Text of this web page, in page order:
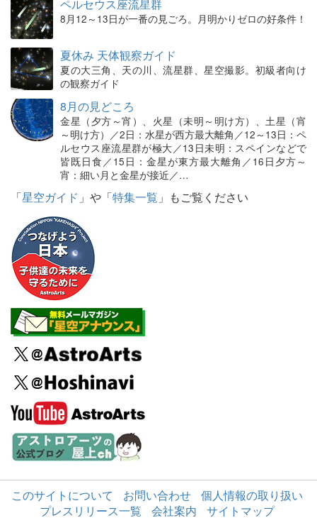
ペルセウス座流星群
8月12～13日が一番の見ごろ。月明かりゼロの好条件！
夏休み 天体観察ガイド
夏の大三角、天の川、流星群、星空撮影。初級者向け
の観察ガイド
8月の見どころ
金星（夕方～宵）、火星（未明～明け方）、土星（宵
～明け方）／2日：水星が西方最大離角／12～13日：ペ
ルセウス座流星群が極大／13日未明：スペインなどで
皆既日食／15日：金星が東方最大離角／16日夕方～
宵：細い月と金星が接近／…
「星空ガイド 」や「特集一覧 」もご覧ください
このサイトについて お問い合わせ
個人情報の取り扱い
プレスリリース一覧
会社案内 サイトマップ